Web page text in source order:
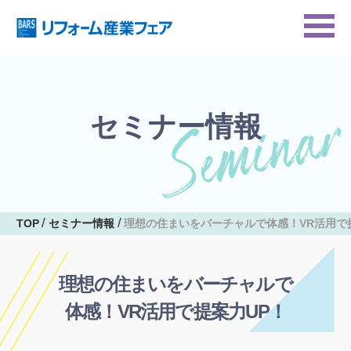
セミナー情報
TOP セミナー情報 理想の住まいをバーチャルで体感！VR活用で
理想の住まいをバーチャルで
体感！VR活用で提案力UP！